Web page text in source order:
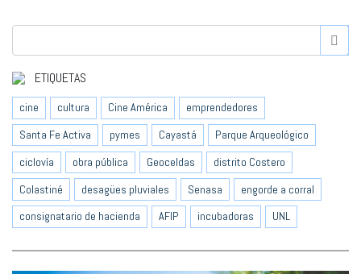
ETIQUETAS
cine cultura Cine América
emprendedores
Santa Fe Activa
pymes Cayastá
Parque Arqueológico
ciclovía
obra pública Geoceldas
distrito Costero
Colastiné
desagües pluviales Senasa
engorde a corral
consignatario de hacienda
AFIP incubadoras UNL